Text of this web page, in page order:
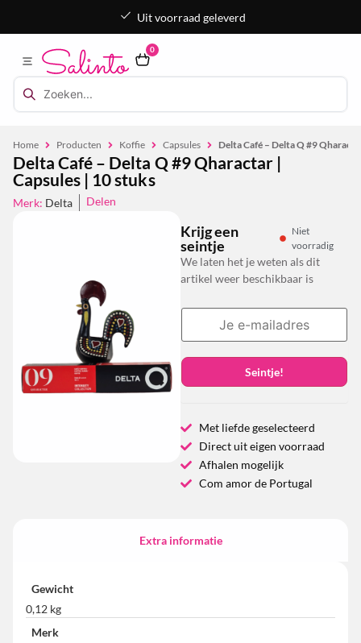
Uit voorraad geleverd
0
Home Producten Koffie Capsules Delta Café – Delta Q #9
Delta Café – Delta Q #9 Qharactar |
Capsules | 10 stuks
Merk: Delta Delen
Krijg een
seintje
Niet
voorradig
We laten het je weten als dit
artikel weer beschikbaar is
Seintje!
Met liefde geselecteerd
Direct uit eigen voorraad
Afhalen mogelijk
Com amor de Portugal
Extra informatie
Gewicht
0,12 kg
Merk